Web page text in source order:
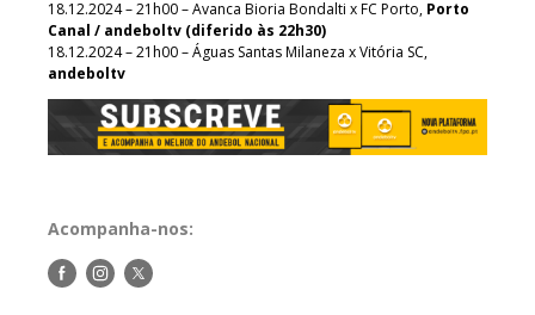
18.12.2024 – 21h00 – Avanca Bioria Bondalti x FC Porto, Porto
Canal / andeboltv (diferido às 22h30)
18.12.2024 – 21h00 – Águas Santas Milaneza x Vitória SC,
andeboltv
Acompanha-nos:
Siga-Siga-Siga-